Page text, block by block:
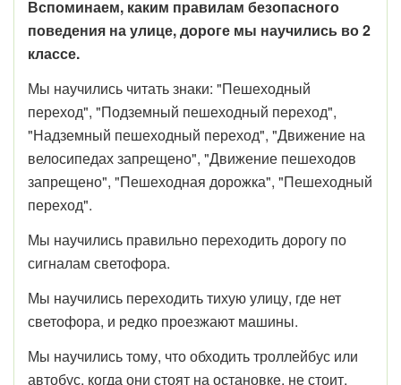
Вспоминаем, каким правилам безопасного
поведения на улице, дороге мы научились во 2
классе.
Мы научились читать знаки: "Пешеходный
переход", "Подземный пешеходный переход",
"Надземный пешеходный переход", "Движение на
велосипедах запрещено", "Движение пешеходов
запрещено", "Пешеходная дорожка", "Пешеходный
переход".
Мы научились правильно переходить дорогу по
сигналам светофора.
Мы научились переходить тихую улицу, где нет
светофора, и редко проезжают машины.
Мы научились тому, что обходить троллейбус или
автобус, когда они стоят на остановке, не стоит.